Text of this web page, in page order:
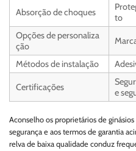
Absorção de choques
to
Opções de personaliza
ção
Métodos de instalação
Certificações
e
Aconselho os proprietários de
segurança e aos termos de garantia
relva de baixa qualidade conduz